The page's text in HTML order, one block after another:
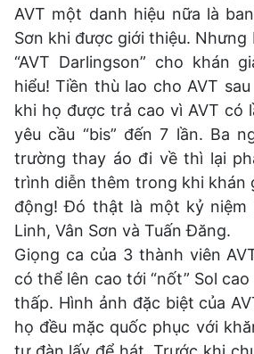
AVT một danh hiệu nữa là
Sơn khi được giới thiệu. Nhưng
“AVT Darlingson” cho khán
hiểu! Tiền thù lao cho AVT
khi họ được trả cao vì AVT có
yêu cầu “bis” đến 7 lần. Ba
trường thay áo đi về thì lại
trình diễn thêm trong khi khán
động! Đó thật là một kỷ niệm
Linh, Vân Sơn và Tuấn Đăng.
Giọng ca của 3 thành viên
có thể lên cao tới “nốt” Sol
thấp. Hình ảnh đặc biệt của
họ đều mặc quốc phục với